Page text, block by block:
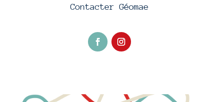
Contacter Géomae